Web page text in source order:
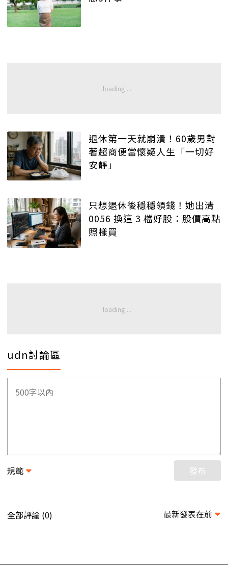
退休第一天就崩潰！60歲男對
著超商便當懷疑人生「一切好
安靜」
只想退休後穩穩領錢！她出清
0056 換這 3 檔好股：股價高點
照樣買
udn討論區
規範 發布
全部評論 (0) 最新發表在前